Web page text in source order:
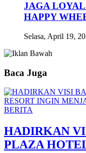
JAGA
HAPPY
Selasa, April 19,
Baca Juga
BERITA
HADIRKAN
PLAZA